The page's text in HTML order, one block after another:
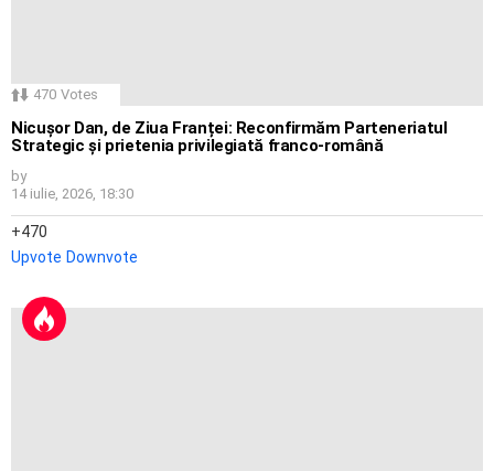
470 Votes
Nicușor Dan, de Ziua Franței: Reconfirmăm Parteneriatul
Strategic și prietenia privilegiată franco-română
by
14 iulie, 2026, 18:30
470
Upvote Downvote